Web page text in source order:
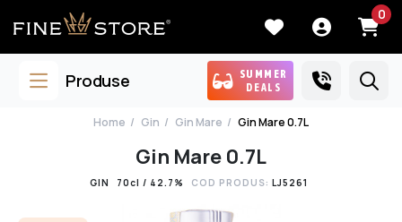
0
Produse
SUMMER
DEALS
Home Gin Gin Mare Gin Mare 0.7L
Gin Mare 0.7L
GIN 70cl / 42.7% COD PRODUS: LJ5261